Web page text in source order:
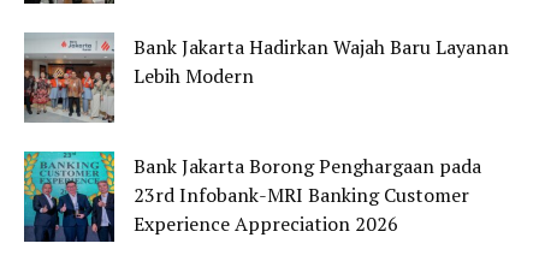
Bank Jakarta Hadirkan Wajah Baru Layanan
Lebih Modern
Bank Jakarta Borong Penghargaan pada
23rd Infobank-MRI Banking Customer
Experience Appreciation 2026